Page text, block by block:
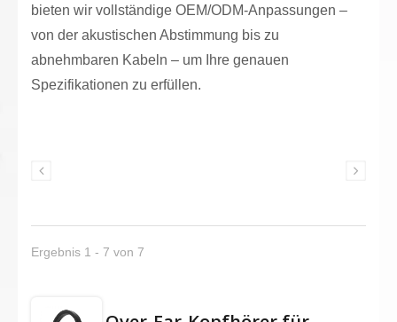
bieten wir vollständige OEM/ODM-Anpassungen –
von der akustischen Abstimmung bis zu
abnehmbaren Kabeln – um Ihre genauen
Spezifikationen zu erfüllen.
Ergebnis 1 - 7 von 7